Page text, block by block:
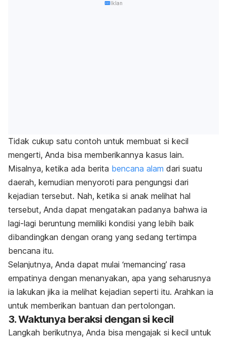
Iklan
Tidak cukup satu contoh untuk membuat si kecil
mengerti, Anda bisa memberikannya kasus lain.
Misalnya, ketika ada berita bencana alam dari suatu
daerah, kemudian menyoroti para pengungsi dari
kejadian tersebut. Nah, ketika si anak melihat hal
tersebut, Anda dapat mengatakan padanya bahwa ia
lagi-lagi beruntung memiliki kondisi yang lebih baik
dibandingkan dengan orang yang sedang tertimpa
bencana itu.
Selanjutnya, Anda dapat mulai ‘memancing’ rasa
empatinya dengan menanyakan, apa yang seharusnya
ia lakukan jika ia melihat kejadian seperti itu. Arahkan ia
untuk memberikan bantuan dan pertolongan.
3. Waktunya beraksi dengan si kecil
Langkah berikutnya, Anda bisa mengajak si kecil untuk